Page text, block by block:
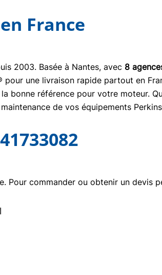
France
2003. Basée à Nantes, avec 8
une livraison rapide partout en
bonne référence pour votre moteur.
de vos équipements
Pour commander ou obtenir un devis